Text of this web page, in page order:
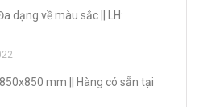
dạng về màu sắc || LH:
mm || Hàng có sẵn tại